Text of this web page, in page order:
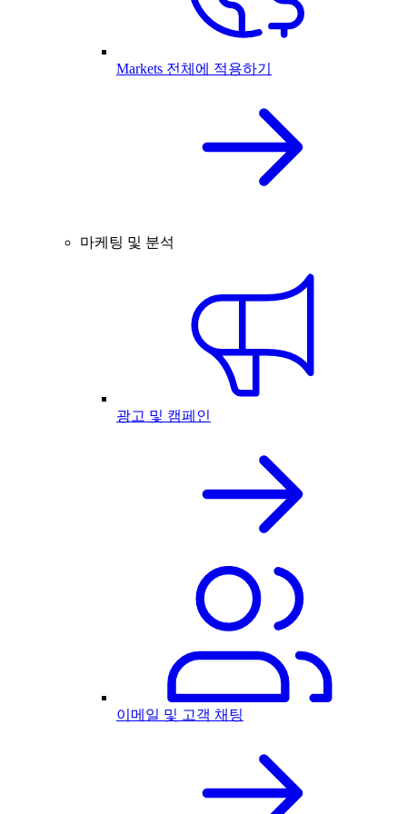
Markets 전체에 적용하기
마케팅 및 분석
광고 및 캠페인
이메일 및 고객 채팅